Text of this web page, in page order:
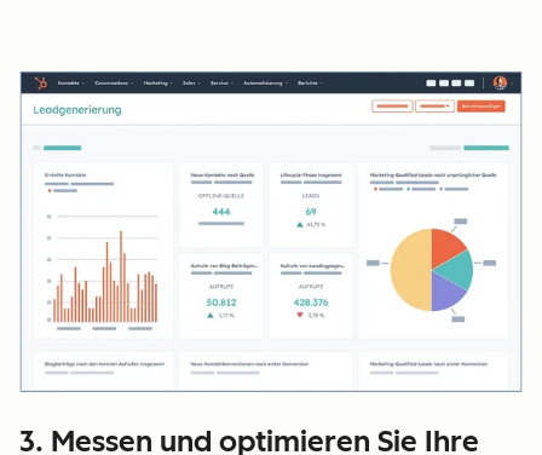
3. Messen und optimieren Sie Ihre